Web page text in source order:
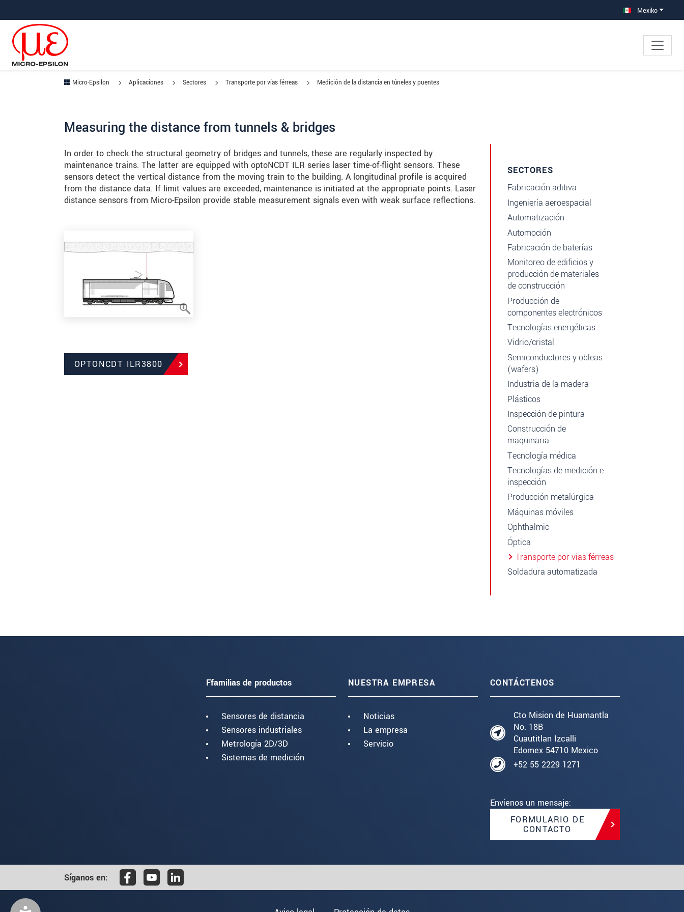
Mexiko
Micro-Epsilon Aplicaciones Sectores Transporte por vías férreas Medición de la distancia en túneles y puentes
Measuring the distance from tunnels & bridges
In order to check the structural geometry of bridges and tunnels, these are regularly inspected by
maintenance trains. The latter are equipped with optoNCDT ILR series laser time-of-flight sensors. These
sensors detect the vertical distance from the moving train to the building. A longitudinal profile is acquired
from the distance data. If limit values are exceeded, maintenance is initiated at the appropriate points. Laser
distance sensors from Micro-Epsilon provide stable measurement signals even with weak surface reflections.
OPTONCDT ILR3800
SECTORES
Fabricación aditiva
Ingeniería aeroespacial
Automatización
Automoción
Fabricación de baterías
Monitoreo de edificios y
producción de materiales
de construcción
Producción de
componentes electrónicos
Tecnologías energéticas
Vidrio/cristal
Semiconductores y obleas
(wafers)
Industria de la madera
Plásticos
Inspección de pintura
Construcción de
maquinaria
Tecnología médica
Tecnologías de medición e
inspección
Producción metalúrgica
Máquinas móviles
Ophthalmic
Óptica
Transporte por vías férreas
Soldadura automatizada
Ffamilias de productos
Sensores de distancia
Sensores industriales
Metrología 2D/3D
Sistemas de medición
NUESTRA EMPRESA
Noticias
La empresa
Servicio
CONTÁCTENOS
Cto Mision de Huamantla
No. 18B
Cuautitlan Izcalli
Edomex 54710 Mexico
+52 55 2229 1271
Envíenos un mensaje:
FORMULARIO DE
CONTACTO
Síganos en: